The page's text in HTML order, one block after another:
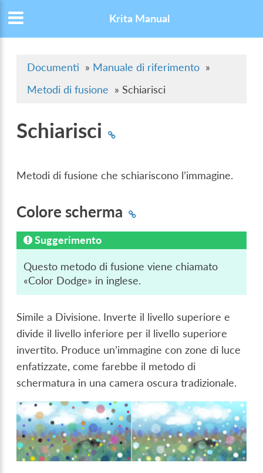
Krita Manual
Documenti » Manuale di riferimento »
Metodi di fusione » Schiarisci
Schiarisci
Metodi di fusione che schiariscono l’immagine.
Colore scherma
Suggerimento
Questo metodo di fusione viene chiamato
«Color Dodge» in inglese.
Simile a Divisione. Inverte il livello superiore e
divide il livello inferiore per il livello superiore
invertito. Produce un’immagine con zone di luce
enfatizzate, come farebbe il metodo di
schermatura in una camera oscura tradizionale.